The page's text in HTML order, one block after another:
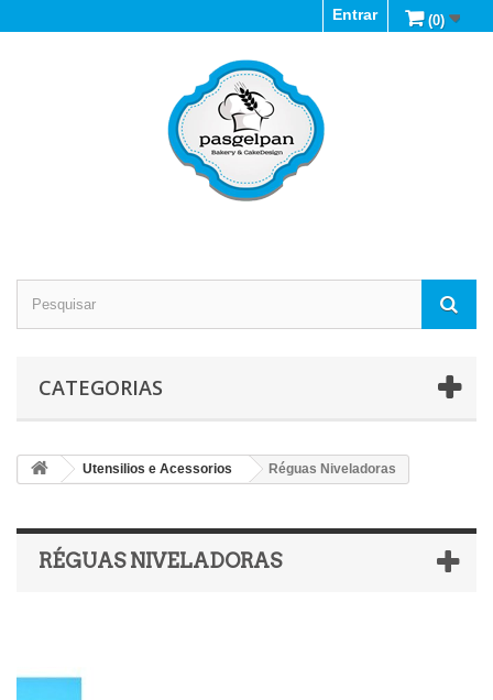
(0)
Entrar
CATEGORIAS
Utensilios e Acessorios Réguas Niveladoras
RÉGUAS NIVELADORAS